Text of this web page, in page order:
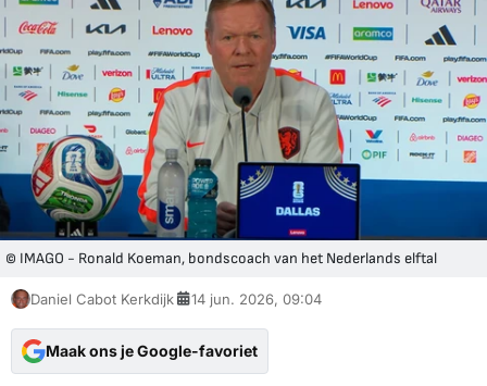
© IMAGO - Ronald Koeman, bondscoach van het Nederlands elftal
Daniel Cabot Kerkdijk 14 jun. 2026, 09:04
Maak ons je Google-favoriet